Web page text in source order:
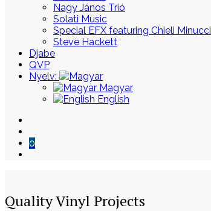
Nagy János Trió
Solati Music
Special EFX featuring Chieli Minucci
Steve Hackett
Djabe
QVP
Nyelv:
Magyar
English
0
Quality Vinyl Projects